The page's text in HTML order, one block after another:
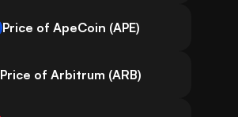
Price of ApeCoin (APE)
Price of Arbitrum (ARB)